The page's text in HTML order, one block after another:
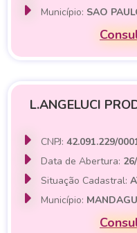
Município: SAO
L.ANGELUCI
CNPJ:42.091.229/
Data de Abertura:
Situação Cadastral:
Município: